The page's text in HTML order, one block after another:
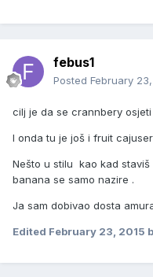
febus1
Posted February
cilj je da se crannbery
I onda tu je još i fruit
Nešto u stilu kao kad
banana se samo nazire .
Ja sam dobivao dosta
Edited February 23, 2015